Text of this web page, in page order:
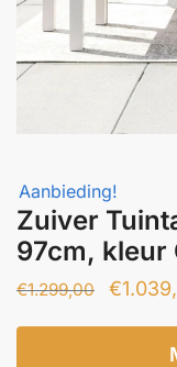
Aanbieding!
Zuiver
97cm, kleur
€1.299,00 €